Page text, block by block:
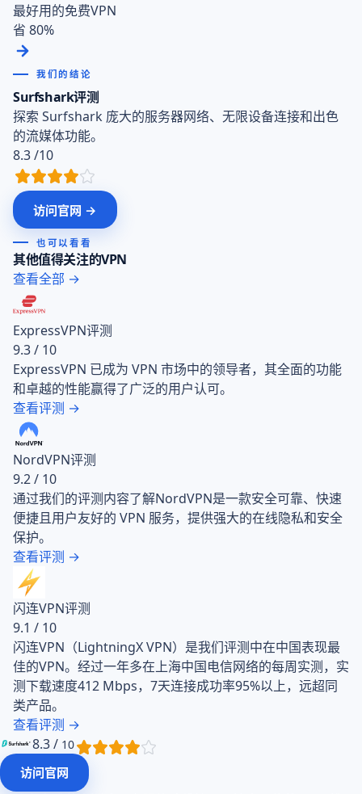
最好用的免费VPN
省 80%
我们的结论
Surfshark评测
探索 Surfshark 庞大的服务器网络、无限设备连接和出色
的流媒体功能。
8.3/10
访问官网 →
也可以看看
其他值得关注的VPN
查看全部 →
ExpressVPN评测
9.3 / 10
ExpressVPN 已成为 VPN 市场中的领导者，其全面的功能
和卓越的性能赢得了广泛的用户认可。
查看评测 →
NordVPN评测
9.2 / 10
通过我们的评测内容了解NordVPN是一款安全可靠、快速
便捷且用户友好的 VPN 服务，提供强大的在线隐私和安全
保护。
查看评测 →
闪连VPN评测
9.1 / 10
闪连VPN（LightningX VPN）是我们评测中在中国表现最
佳的VPN。经过一年多在上海中国电信网络的每周实测，实
测下载速度412 Mbps，7天连接成功率95%以上，远超同
类产品。
查看评测 →
8.3 / 10
访问官网